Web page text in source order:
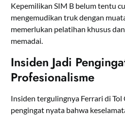
Kepemilikan SIM B belum tentu
mengemudikan truk dengan
memerlukan pelatihan khusus
memadai.
Insiden Jadi
Profesionalisme
Insiden tergulingnya Ferrari di Tol
pengingat nyata bahwa